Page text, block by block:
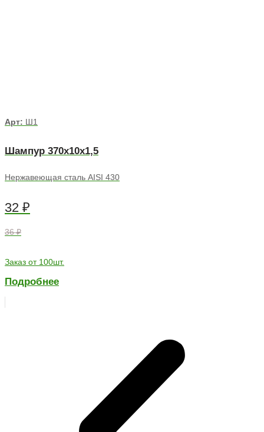
Арт: Ш1
Шампур 370х10х1,5
Нержавеющая сталь AISI 430
32 ₽
36 ₽
Заказ от 100шт.
Подробнее